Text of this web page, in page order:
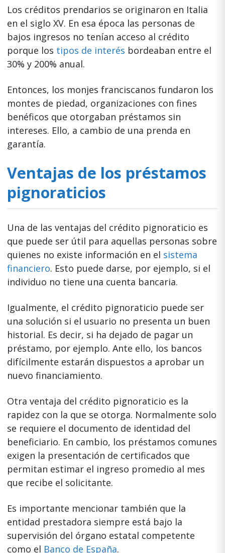
Los créditos prendarios se originaron en Italia
en el siglo XV. En esa época las personas de
bajos ingresos no tenían acceso al crédito
porque los tipos de interés bordeaban entre el
30% y 200% anual.
Entonces, los monjes franciscanos fundaron los
montes de piedad, organizaciones con fines
benéficos que otorgaban préstamos sin
intereses. Ello, a cambio de una prenda en
garantía.
Ventajas de los préstamos
pignoraticios
Una de las ventajas del crédito pignoraticio es
que puede ser útil para aquellas personas sobre
quienes no existe información en el sistema
financiero. Esto puede darse, por ejemplo, si el
individuo no tiene una cuenta bancaria.
Igualmente, el crédito pignoraticio puede ser
una solución si el usuario no presenta un buen
historial. Es decir, si ha dejado de pagar un
préstamo, por ejemplo. Ante ello, los bancos
difícilmente estarán dispuestos a aprobar un
nuevo financiamiento.
Otra ventaja del crédito pignoraticio es la
rapidez con la que se otorga. Normalmente solo
se requiere el documento de identidad del
beneficiario. En cambio, los préstamos comunes
exigen la presentación de certificados que
permitan estimar el ingreso promedio al mes
que recibe el solicitante.
Es importante mencionar también que la
entidad prestadora siempre está bajo la
supervisión del órgano estatal competente
como el Banco de España.